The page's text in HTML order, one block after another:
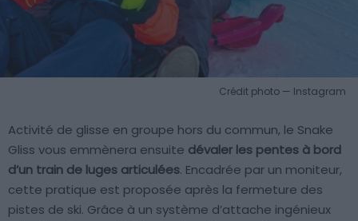
Crédit photo — Instagram
Activité de glisse en groupe hors du commun, le Snake
Gliss vous emmènera ensuite dévaler les pentes à bord
d’un train de luges articulées. Encadrée par un moniteur,
cette pratique est proposée après la fermeture des
pistes de ski. Grâce à un système d’attache ingénieux